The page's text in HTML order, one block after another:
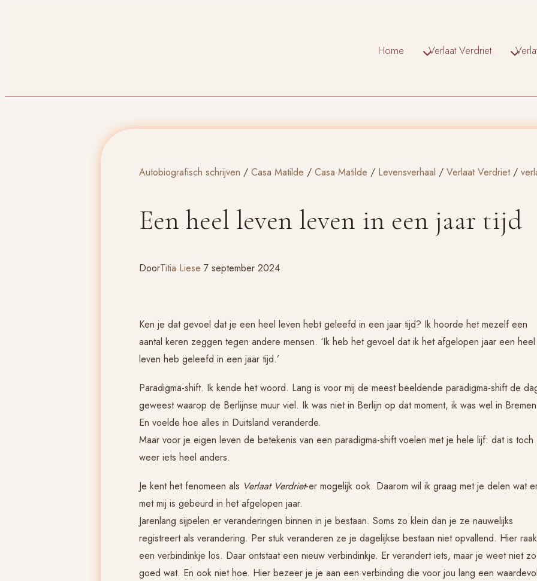
Home Verlaat Verdriet
Autobiografisch schrijven / Casa Matilde / Casa Matilde / Levensverhaal / Verlaat Verdriet/
Een heel leven leven in een jaar tijd
DoorTitia Liese 7 september 2024
Ken je dat gevoel dat je een heel leven hebt geleefd in een jaar tijd? Ik hoorde het mezelf een
aantal keren zeggen tegen andere mensen. ‘Ik heb het gevoel dat ik het afgelopen jaar een heel
leven heb geleefd in een jaar tijd.’
Paradigma-shift. Ik kende het woord. Lang is voor mij de meest beeldende paradigma-shift de
geweest waarop de Berlijnse muur viel. Ik was niet in Berlijn op dat moment, ik was wel in
En voelde hoe alles in Duitsland veranderde.
Maar voor je eigen leven de betekenis van een paradigma-shift voelen met je hele lijf: dat is toch
weer iets heel anders.
Je kent het fenomeen als Verlaat Verdriet-er mogelijk ook. Daarom wil ik graag met je delen wat
met mij is gebeurd in het afgelopen jaar.
Jarenlang sijpelen er veranderingen binnen in je bestaan. Soms zo klein dan je ze nauwelijks
registreert als verandering. Per stuk veranderen ze je dagelijkse bestaan niet opvallend. Hier
een verbindinkje los. Daar ontstaat een nieuw verbindinkje. Er verandert iets, maar je weet niet zo
goed wat. En ook niet hoe. Hier bezeer je je aan een verbinding die voor jou lang een